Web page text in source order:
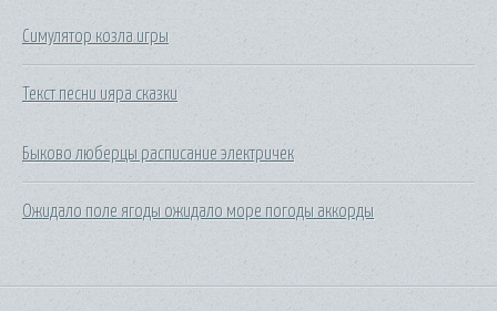
Симулятор козла игры
Текст песни ияра сказки
Быково люберцы расписание электричек
Ожидало поле ягоды ожидало море погоды аккорды